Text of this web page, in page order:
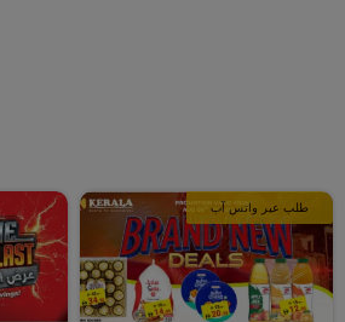
طلب عبر واتس آب